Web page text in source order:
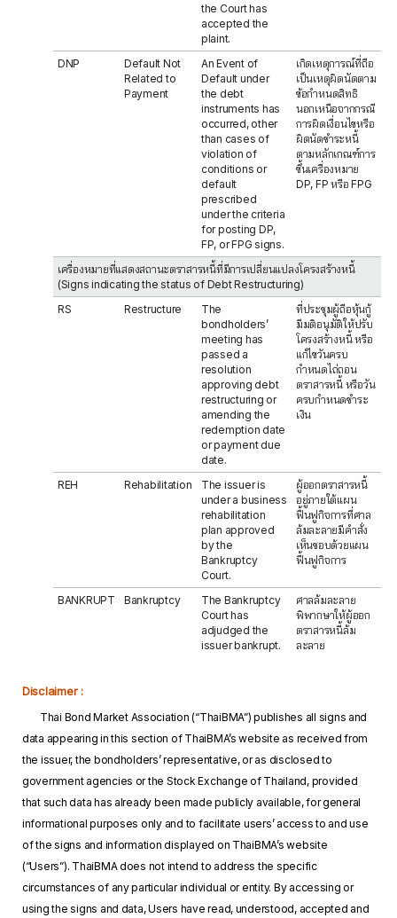
the Court has
accepted the
plaint.
DNP
Default Not
Related to
Payment
An Event of
Default under
the debt
instruments has
occurred, other
than cases of
violation of
conditions or
default
prescribed
under the criteria
for posting DP,
FP, or FPG signs.
เกิดเหตุการณ์ที่ถือ
เป็นเหตุผิดนัดตาม
ข้อกำหนดสิทธิ
นอกเหนือจากกรณี
การผิดเงื่อนไขหรือ
ผิดนัดชำระหนี้
ตามหลักเกณฑ์การ
ขึ้นเครื่องหมาย
DP, FP หรือ FPG
เครื่องหมายที่แสดงสถานะตราสารหนี้ที่มีการเปลี่ยนแปลงโครงสร้างหนี้
(Signs indicating the status of Debt Restructuring)
RS
Restructure
The
bondholders’
meeting has
passed a
resolution
approving debt
restructuring or
amending the
redemption date
or payment due
date.
ที่ประชุมผู้ถือหุ้นกู้
มีมติอนุมัติให้ปรับ
โครงสร้างหนี้ หรือ
แก้ไขวันครบ
กำหนดไถ่ถอน
ตราสารหนี้ หรือวัน
ครบกำหนดชำระ
เงิน
REH Rehabilitation
The issuer is
under a business
rehabilitation
plan approved
by the
Bankruptcy
Court.
ผู้ออกตราสารหนี้
อยู่ภายใต้แผน
ฟื้นฟูกิจการที่ศาล
ล้มละลายมีคำสั่ง
เห็นชอบด้วยแผน
ฟื้นฟูกิจการ
BANKRUPT Bankruptcy
The Bankruptcy
Court has
adjudged the
issuer bankrupt.
ศาลล้มละลาย
พิพากษาให้ผู้ออก
ตราสารหนี้ล้ม
ละลาย
Disclaimer :
Thai Bond Market Association (“ThaiBMA”) publishes all signs and
data appearing in this section of ThaiBMA’s website as received from
the issuer, the bondholders’ representative, or as disclosed to
government agencies or the Stock Exchange of Thailand, provided
that such data has already been made publicly available, for general
informational purposes only and to facilitate users’ access to and use
of the signs and information displayed on ThaiBMA’s website
(“Users”). ThaiBMA does not intend to address the specific
circumstances of any particular individual or entity. By accessing or
using the signs and data, Users have read, understood, accepted and